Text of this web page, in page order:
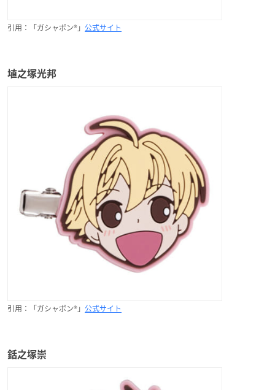
引用：「ガシャポン®」 公式サイト
埴之塚光邦
引用：「ガシャポン®」 公式サイト
銛之塚崇